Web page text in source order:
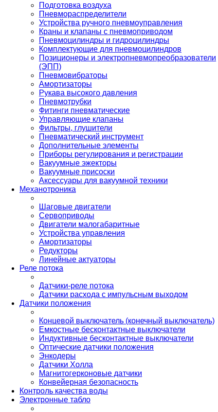
Подготовка воздуха
Пневмораспределители
Устройства ручного пневмоуправления
Краны и клапаны с пневмоприводом
Пневмоцилиндры и гидроцилиндры
Комплектующие для пневмоцилиндров
Позиционеры и электропневмопреобразователи
(ЭПП)
Пневмовибраторы
Амортизаторы
Рукава высокого давления
Пневмотрубки
Фитинги пневматические
Управляющие клапаны
Фильтры, глушители
Пневматический инструмент
Дополнительные элементы
Приборы регулирования и регистрации
Вакуумные эжекторы
Вакуумные присоски
Аксессуары для вакуумной техники
Механотроника
Шаговые двигатели
Сервоприводы
Двигатели малогабаритные
Устройства управления
Амортизаторы
Редукторы
Линейные актуаторы
Реле потока
Датчики-реле потока
Датчики расхода с импульсным выходом
Датчики положения
Концевой выключатель (конечный выключатель)
Емкостные бесконтактные выключатели
Индуктивные бесконтактные выключатели
Оптические датчики положения
Энкодеры
Датчики Холла
Магнитогерконовые датчики
Конвейерная безопасность
Контроль качества воды
Электронные табло